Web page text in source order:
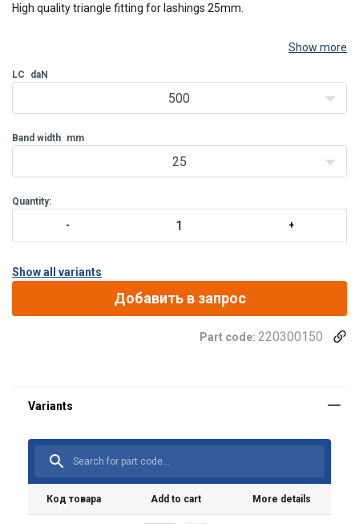
High quality triangle fitting for lashings 25mm.
Show more
LC daN
500
Band width mm
25
Quantity:
Show all variants
Добавить в запрос
Part code: 220300150
Код товара Add to cart More details